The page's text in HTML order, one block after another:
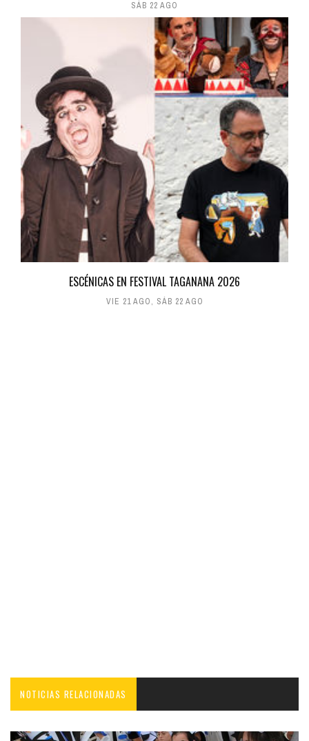
SÁB 22 AGO
ESCÉNICAS EN FESTIVAL TAGANANA 2026
VIE 21 AGO, SÁB 22 AGO
NOTICIAS RELACIONADAS